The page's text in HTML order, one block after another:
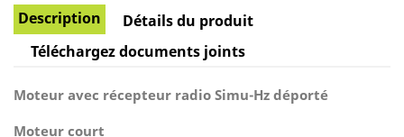
Description
Détails du produit
Téléchargez documents joints
Moteur avec récepteur radio Simu-Hz déporté
Moteur court